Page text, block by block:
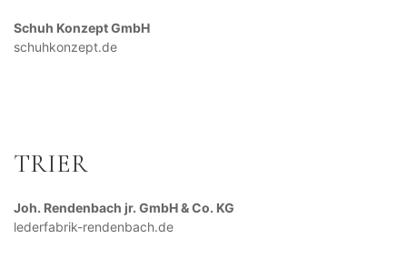
Schuh Konzept GmbH
schuhkonzept.de
TRIER
Joh. Rendenbach jr. GmbH & Co. KG
lederfabrik-rendenbach.de